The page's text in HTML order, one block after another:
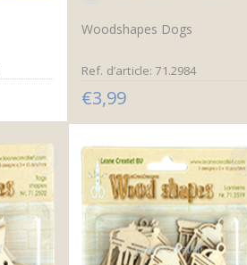
Woodshapes Dogs
Ref. d’article: 71.2984
€3,99